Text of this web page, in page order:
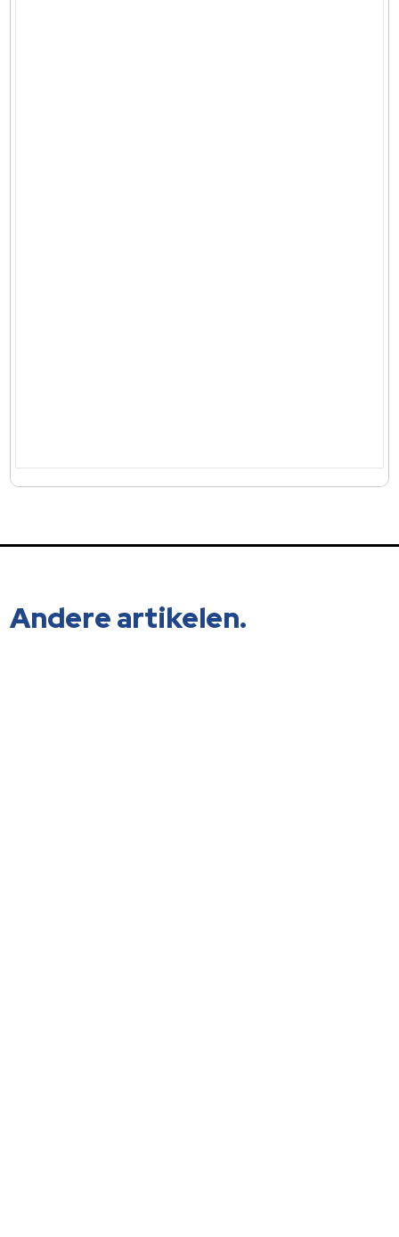
Andere artikelen.